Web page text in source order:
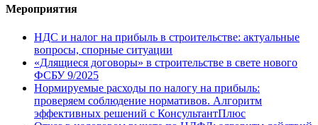
Мероприятия
НДС и налог на прибыль в строительстве: актуальные
вопросы, спорные ситуации
«Длящиеся договоры» в строительстве в свете нового
ФСБУ 9/2025
Нормируемые расходы по налогу на прибыль:
проверяем соблюдение нормативов. Алгоритм
эффективных решений с КонсультантПлюс